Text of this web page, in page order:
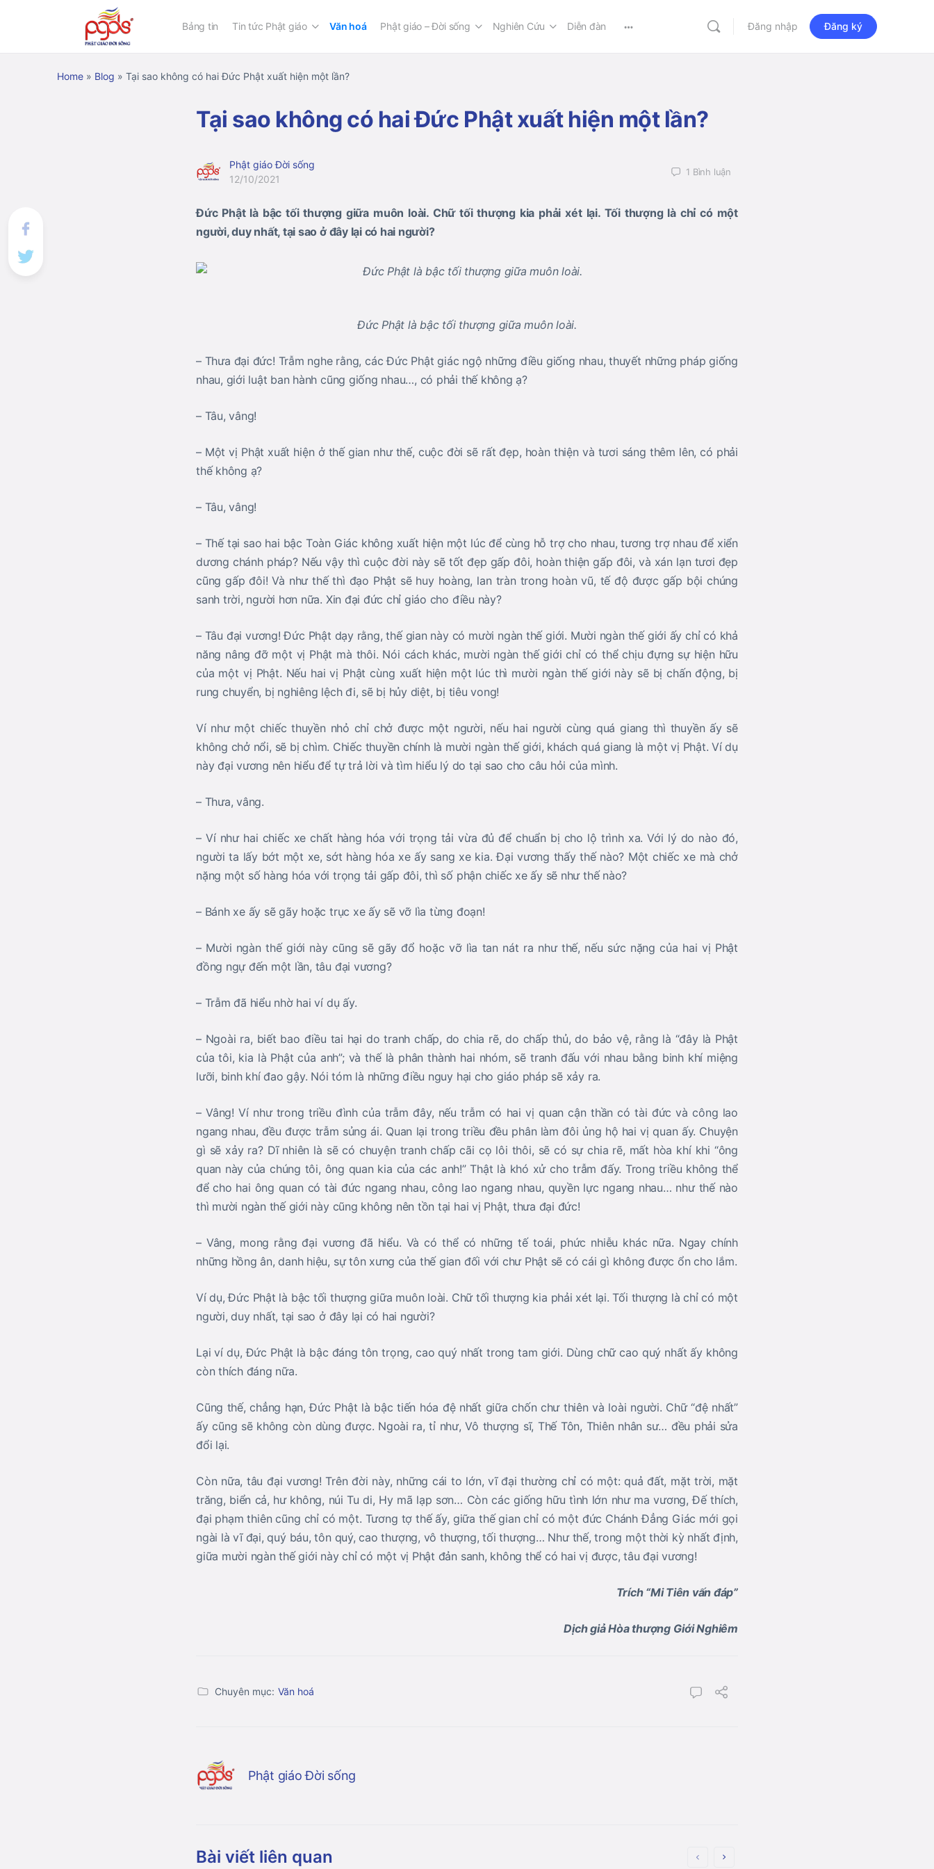
Bảng tin Tin tức Phật giáo Văn hoá Phật giáo – Đời sống Nghiên Cứu Diễn đàn Đăng nhập Đăng ký
Home » Blog » Tại sao không có hai Đức Phật xuất hiện một lần?
Tại sao không có hai Đức Phật xuất hiện một lần?
Phật giáo Đời sống
12/10/2021
1 Bình luận
Đức Phật là bậc tối thượng giữa muôn loài. Chữ tối thượng kia phải xét lại. Tối thượng là chỉ có một
người, duy nhất, tại sao ở đây lại có hai người?
Đức Phật là bậc tối thượng giữa muôn loài.
– Thưa đại đức! Trẫm nghe rằng, các Đức Phật giác ngộ những điều giống nhau, thuyết những pháp giống
nhau, giới luật ban hành cũng giống nhau…, có phải thế không ạ?
– Tâu, vâng!
– Một vị Phật xuất hiện ở thế gian như thế, cuộc đời sẽ rất đẹp, hoàn thiện và tươi sáng thêm lên, có phải
thế không ạ?
– Tâu, vâng!
– Thế tại sao hai bậc Toàn Giác không xuất hiện một lúc để cùng hỗ trợ cho nhau, tương trợ nhau để xiển
dương chánh pháp? Nếu vậy thì cuộc đời này sẽ tốt đẹp gấp đôi, hoàn thiện gấp đôi, và xán lạn tươi đẹp
cũng gấp đôi! Và như thế thì đạo Phật sẽ huy hoàng, lan tràn trong hoàn vũ, tế độ được gấp bội chúng
sanh trời, người hơn nữa. Xin đại đức chỉ giáo cho điều này?
– Tâu đại vương! Đức Phật dạy rằng, thế gian này có mười ngàn thế giới. Mười ngàn thế giới ấy chỉ có khả
năng nâng đỡ một vị Phật mà thôi. Nói cách khác, mười ngàn thế giới chỉ có thể chịu đựng sự hiện hữu
của một vị Phật. Nếu hai vị Phật cùng xuất hiện một lúc thì mười ngàn thế giới này sẽ bị chấn động, bị
rung chuyển, bị nghiêng lệch đi, sẽ bị hủy diệt, bị tiêu vong!
Ví như một chiếc thuyền nhỏ chỉ chở được một người, nếu hai người cùng quá giang thì thuyền ấy sẽ
không chở nổi, sẽ bị chìm. Chiếc thuyền chính là mười ngàn thế giới, khách quá giang là một vị Phật. Ví dụ
này đại vương nên hiểu để tự trả lời và tìm hiểu lý do tại sao cho câu hỏi của mình.
– Thưa, vâng.
– Ví như hai chiếc xe chất hàng hóa với trọng tải vừa đủ để chuẩn bị cho lộ trình xa. Với lý do nào đó,
người ta lấy bớt một xe, sớt hàng hóa xe ấy sang xe kia. Đại vương thấy thế nào? Một chiếc xe mà chở
nặng một số hàng hóa với trọng tải gấp đôi, thì số phận chiếc xe ấy sẽ như thế nào?
– Bánh xe ấy sẽ gãy hoặc trục xe ấy sẽ vỡ lìa từng đoạn!
– Mười ngàn thế giới này cũng sẽ gãy đổ hoặc vỡ lìa tan nát ra như thế, nếu sức nặng của hai vị Phật
đồng ngự đến một lần, tâu đại vương?
– Trẫm đã hiểu nhờ hai ví dụ ấy.
– Ngoài ra, biết bao điều tai hại do tranh chấp, do chia rẽ, do chấp thủ, do bảo vệ, rằng là “đây là Phật
của tôi, kia là Phật của anh”; và thế là phân thành hai nhóm, sẽ tranh đấu với nhau bằng binh khí miệng
lưỡi, binh khí đao gậy. Nói tóm là những điều nguy hại cho giáo pháp sẽ xảy ra.
– Vâng! Ví như trong triều đình của trẫm đây, nếu trẫm có hai vị quan cận thần có tài đức và công lao
ngang nhau, đều được trẫm sủng ái. Quan lại trong triều đều phân làm đôi ủng hộ hai vị quan ấy. Chuyện
gì sẽ xảy ra? Dĩ nhiên là sẽ có chuyện tranh chấp cãi cọ lôi thôi, sẽ có sự chia rẽ, mất hòa khí khi “ông
quan này của chúng tôi, ông quan kia của các anh!” Thật là khó xử cho trẫm đấy. Trong triều không thể
để cho hai ông quan có tài đức ngang nhau, công lao ngang nhau, quyền lực ngang nhau… như thế nào
thì mười ngàn thế giới này cũng không nên tồn tại hai vị Phật, thưa đại đức!
– Vâng, mong rằng đại vương đã hiểu. Và có thể có những tế toái, phức nhiễu khác nữa. Ngay chính
những hồng ân, danh hiệu, sự tôn xưng của thế gian đối với chư Phật sẽ có cái gì không được ổn cho lắm.
Ví dụ, Đức Phật là bậc tối thượng giữa muôn loài. Chữ tối thượng kia phải xét lại. Tối thượng là chỉ có một
người, duy nhất, tại sao ở đây lại có hai người?
Lại ví dụ, Đức Phật là bậc đáng tôn trọng, cao quý nhất trong tam giới. Dùng chữ cao quý nhất ấy không
còn thích đáng nữa.
Cũng thế, chẳng hạn, Đức Phật là bậc tiến hóa đệ nhất giữa chốn chư thiên và loài người. Chữ “đệ nhất”
ấy cũng sẽ không còn dùng được. Ngoài ra, tỉ như, Vô thượng sĩ, Thế Tôn, Thiên nhân sư… đều phải sửa
đổi lại.
Còn nữa, tâu đại vương! Trên đời này, những cái to lớn, vĩ đại thường chỉ có một: quả đất, mặt trời, mặt
trăng, biển cả, hư không, núi Tu di, Hy mã lạp sơn… Còn các giống hữu tình lớn như ma vương, Đế thích,
đại phạm thiên cũng chỉ có một. Tương tợ thế ấy, giữa thế gian chỉ có một đức Chánh Đẳng Giác mới gọi
ngài là vĩ đại, quý báu, tôn quý, cao thượng, vô thượng, tối thượng… Như thế, trong một thời kỳ nhất định,
giữa mười ngàn thế giới này chỉ có một vị Phật đản sanh, không thể có hai vị được, tâu đại vương!
Trích “Mi Tiên vấn đáp”
Dịch giả Hòa thượng Giới Nghiêm
Chuyên mục: Văn hoá
Phật giáo Đời sống
Bài viết liên quan